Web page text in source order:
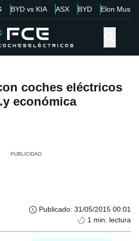
BYD vs KIA ASX BYD Elon Musk
coches eléctricos
económica
Publicado: 31/05/2015 00:01
1 min. lectura